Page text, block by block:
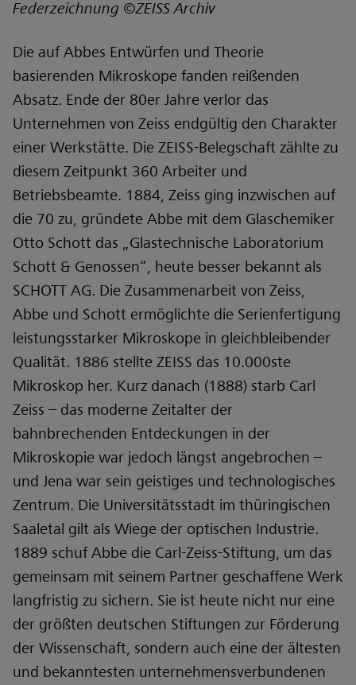
Federzeichnung ©ZEISS Archiv
Die auf Abbes Entwürfen und Theorie
basierenden Mikroskope fanden reißenden
Absatz. Ende der 80er Jahre verlor das
Unternehmen von Zeiss endgültig den Charakter
einer Werkstätte. Die ZEISS-Belegschaft zählte zu
diesem Zeitpunkt 360 Arbeiter und
Betriebsbeamte. 1884, Zeiss ging inzwischen auf
die 70 zu, gründete Abbe mit dem Glaschemiker
Otto Schott das „Glastechnische Laboratorium
Schott & Genossen“, heute besser bekannt als
SCHOTT AG. Die Zusammenarbeit von Zeiss,
Abbe und Schott ermöglichte die Serienfertigung
leistungsstarker Mikroskope in gleichbleibender
Qualität. 1886 stellte ZEISS das 10.000ste
Mikroskop her. Kurz danach (1888) starb Carl
Zeiss – das moderne Zeitalter der
bahnbrechenden Entdeckungen in der
Mikroskopie war jedoch längst angebrochen –
und Jena war sein geistiges und technologisches
Zentrum. Die Universitätsstadt im thüringischen
Saaletal gilt als Wiege der optischen Industrie.
1889 schuf Abbe die Carl-Zeiss-Stiftung, um das
gemeinsam mit seinem Partner geschaffene Werk
langfristig zu sichern. Sie ist heute nicht nur eine
der größten deutschen Stiftungen zur Förderung
der Wissenschaft, sondern auch eine der ältesten
und bekanntesten unternehmensverbundenen